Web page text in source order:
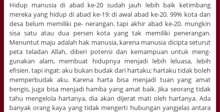
Hidup manusia di abad ke-20 sudah jauh lebih baik ketimbang
mereka yang hidup di abad ke-19: di awal abad ke-20. 99% kota dan
desa belum memiliki pe- nerangan. tapi akhir abad ke-20. mungkin
sisa satu atau dua persen kota yang tak memiliki penerangan.
Menuntut maju adalah hak manusia, karena manusia dicipta seturut
peta teladan Allah, diberi potensi dan kemampuan untuk meng-
gunakan alam, membuat hidupnya menjadi lebih leluasa, lebih
efisien. tapi ingat: aku bukan budak dari hartaku; hartaku tidak boleh
memperbudak aku. Karena harta bisa menjadi tuan yang amat
bengis, juga bisa menjadi hamba yang amat baik. Jika seorang tidak
tahu mengelola hartanya, dia akan dijerat mati oleh hartanya. Ada
banyak orang kaya yang tidak mengerti hubungan yangjelas antara